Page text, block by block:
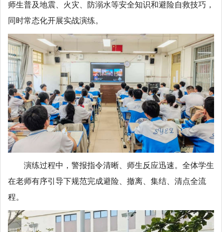
师生普及地震、火灾、防溺水等安全知识和避险自救技巧，
同时常态化开展实战演练。
演练过程中，警报指令清晰、师生反应迅速。全体学生
在老师有序引导下规范完成避险、撤离、集结、清点全流
程。